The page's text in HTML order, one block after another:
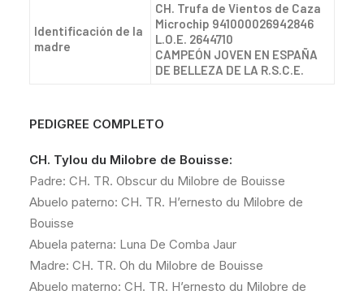
Identificación de la
madre
CH. Trufa de Vientos de Caza
Microchip 941000026942846
L.O.E. 2644710
CAMPEÓN JOVEN EN ESPAÑA
DE BELLEZA DE LA R.S.C.E.
PEDIGREE COMPLETO
CH. Tylou du Milobre de Bouisse:
Padre: CH. TR. Obscur du Milobre de Bouisse
Abuelo paterno: CH. TR. H’ernesto du Milobre de
Bouisse
Abuela paterna: Luna De Comba Jaur
Madre: CH. TR. Oh du Milobre de Bouisse
Abuelo materno: CH. TR. H’ernesto du Milobre de